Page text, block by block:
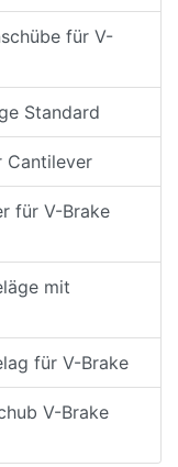
für V-
Standard
Cantilever
für V-Brake
mit
für V-Brake
V-Brake